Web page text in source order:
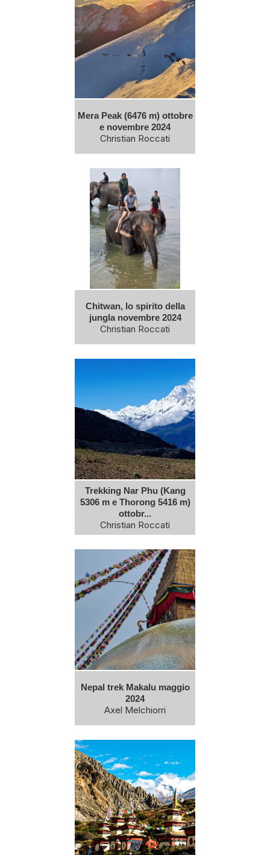
Mera Peak (6476 m) ottobre
e novembre 2024
Christian Roccati
Chitwan, lo spirito della
jungla novembre 2024
Christian Roccati
Trekking Nar Phu (Kang
5306 m e Thorong 5416 m)
ottobr...
Christian Roccati
Nepal trek Makalu maggio
2024
Axel Melchiorri